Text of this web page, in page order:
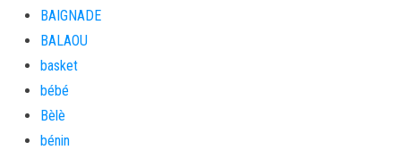
BAIGNADE
BALAOU
basket
bébé
Bèlè
bénin